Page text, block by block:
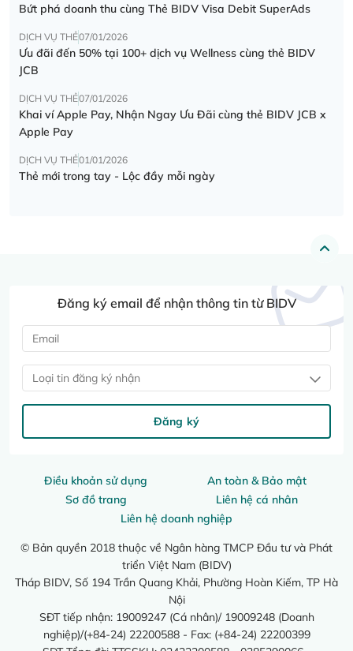
Bứt phá doanh thu cùng Thẻ BIDV Visa Debit SuperAds
DỊCH VỤ THẺ07/01/2026
Ưu đãi đến 50% tại 100+ dịch vụ Wellness cùng thẻ BIDV
JCB
DỊCH VỤ THẺ07/01/2026
Khai ví Apple Pay, Nhận Ngay Ưu Đãi cùng thẻ BIDV JCB x
Apple Pay
DỊCH VỤ THẺ01/01/2026
Thẻ mới trong tay - Lộc đầy mỗi ngày
Điều khoản sử dụng
An toàn & Bảo mật
Sơ đồ trang
Liên hệ cá nhân
Liên hệ doanh nghiệp
© Bản quyền 2018 thuộc về Ngân hàng TMCP Đầu tư và Phát
triển Việt Nam (BIDV)
Tháp BIDV, Số 194 Trần Quang Khải, Phường Hoàn Kiếm, TP Hà
Nội
SĐT tiếp nhận: 19009247 (Cá nhân)/ 19009248 (Doanh
nghiệp)/(+84-24) 22200588 - Fax: (+84-24) 22200399
Đăng ký email để nhận thông tin từ BIDV
Loại tin đăng ký nhận
Đăng ký